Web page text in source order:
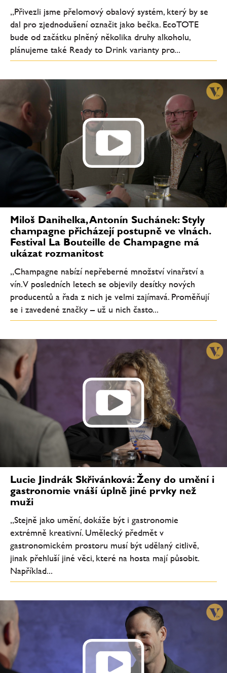
„Přivezli jsme přelomový obalový systém, který by se
dal pro zjednodušení označit jako bečka. EcoTOTE
bude od začátku plněný několika druhy alkoholu,
plánujeme také Ready to Drink varianty pro...
Miloš Danihelka, Antonín Suchánek: Styly
champagne přicházejí postupně ve vlnách.
Festival La Bouteille de Champagne má
ukázat rozmanitost
„Champagne nabízí nepřeberné množství vinařství a
vín. V posledních letech se objevily desítky nových
producentů a řada z nich je velmi zajímavá. Proměňují
se i zavedené značky – už u nich často...
Lucie Jindrák Skřivánková: Ženy do umění i
gastronomie vnáší úplně jiné prvky než
muži
„Stejně jako umění, dokáže být i gastronomie
extrémně kreativní. Umělecký předmět v
gastronomickém prostoru musí být udělaný citlivě,
jinak přehluší jiné věci, které na hosta mají působit.
Například...